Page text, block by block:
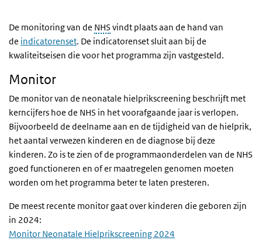
De monitoring van de NHS vindt plaats aan de hand van
de indicatorenset. De indicatorenset sluit aan bij de
kwaliteitseisen die voor het programma zijn vastgesteld.
Monitor
De monitor van de neonatale hielprikscreening beschrijft met
kerncijfers hoe de NHS in het voorafgaande jaar is verlopen.
Bijvoorbeeld de deelname aan en de tijdigheid van de hielprik,
het aantal verwezen kinderen en de diagnose bij deze
kinderen. Zo is te zien of de programmaonderdelen van de NHS
goed functioneren en of er maatregelen genomen moeten
worden om het programma beter te laten presteren.
De meest recente monitor gaat over kinderen die geboren zijn
in 2024:
Monitor Neonatale Hielprikscreening 2024